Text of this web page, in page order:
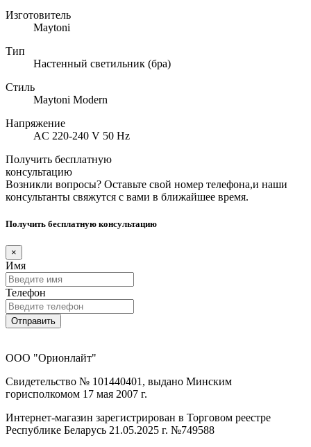
Изготовитель
Maytoni
Тип
Настенный светильник (бра)
Стиль
Maytoni Modern
Напряжение
AC 220-240 V 50 Hz
Получить бесплатную
консультацию
Возникли вопросы? Оставьте свой номер телефона,и наши
консультанты свяжутся с вами в ближайшее время.
Получить бесплатную консультацию
×
Имя
Телефон
Отправить
ООО "Орионлайт"
Свидетельство № 101440401, выдано Минским
горисполкомом 17 мая 2007 г.
Интернет-магазин зарегистрирован в Торговом реестре
Республике Беларусь 21.05.2025 г. №749588